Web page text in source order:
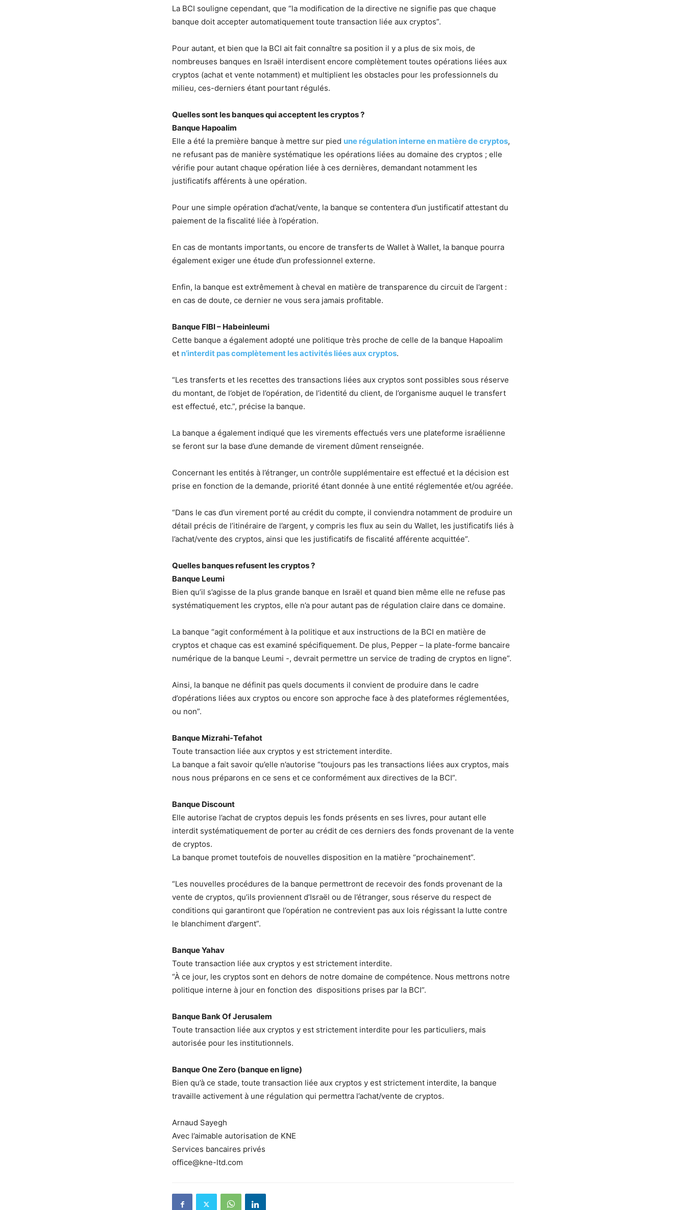
La BCI souligne cependant, que “la modification de la directive ne signifie pas que chaque
banque doit accepter automatiquement toute transaction liée aux cryptos”.
Pour autant, et bien que la BCI ait fait connaître sa position il y a plus de six mois, de
nombreuses banques en Israël interdisent encore complètement toutes opérations liées aux
cryptos (achat et vente notamment) et multiplient les obstacles pour les professionnels du
milieu, ces-derniers étant pourtant régulés.
Quelles sont les banques qui acceptent les cryptos ?
Banque Hapoalim
Elle a été la première banque à mettre sur pied une régulation interne en matière de cryptos,
ne refusant pas de manière systématique les opérations liées au domaine des cryptos ; elle
vérifie pour autant chaque opération liée à ces dernières, demandant notamment les
justificatifs afférents à une opération.
Pour une simple opération d’achat/vente, la banque se contentera d’un justificatif attestant du
paiement de la fiscalité liée à l’opération.
En cas de montants importants, ou encore de transferts de Wallet à Wallet, la banque pourra
également exiger une étude d’un professionnel externe.
Enfin, la banque est extrêmement à cheval en matière de transparence du circuit de l’argent :
en cas de doute, ce dernier ne vous sera jamais profitable.
Banque FIBI – Habeinleumi
Cette banque a également adopté une politique très proche de celle de la banque Hapoalim
et n’interdit pas complètement les activités liées aux cryptos.
“Les transferts et les recettes des transactions liées aux cryptos sont possibles sous réserve
du montant, de l’objet de l’opération, de l’identité du client, de l’organisme auquel le transfert
est effectué, etc.”, précise la banque.
La banque a également indiqué que les virements effectués vers une plateforme israélienne
se feront sur la base d’une demande de virement dûment renseignée.
Concernant les entités à l’étranger, un contrôle supplémentaire est effectué et la décision est
prise en fonction de la demande, priorité étant donnée à une entité réglementée et/ou agréée.
“Dans le cas d’un virement porté au crédit du compte, il conviendra notamment de produire un
détail précis de l’itinéraire de l’argent, y compris les flux au sein du Wallet, les justificatifs liés à
l’achat/vente des cryptos, ainsi que les justificatifs de fiscalité afférente acquittée”.
Quelles banques refusent les cryptos ?
Banque Leumi
Bien qu’il s’agisse de la plus grande banque en Israël et quand bien même elle ne refuse pas
systématiquement les cryptos, elle n’a pour autant pas de régulation claire dans ce domaine.
La banque “agit conformément à la politique et aux instructions de la BCI en matière de
cryptos et chaque cas est examiné spécifiquement. De plus, Pepper – la plate-forme bancaire
numérique de la banque Leumi -, devrait permettre un service de trading de cryptos en ligne”.
Ainsi, la banque ne définit pas quels documents il convient de produire dans le cadre
d’opérations liées aux cryptos ou encore son approche face à des plateformes réglementées,
ou non”.
Banque Mizrahi-Tefahot
Toute transaction liée aux cryptos y est strictement interdite.
La banque a fait savoir qu’elle n’autorise “toujours pas les transactions liées aux cryptos, mais
nous nous préparons en ce sens et ce conformément aux directives de la BCI”.
Banque Discount
Elle autorise l’achat de cryptos depuis les fonds présents en ses livres, pour autant elle
interdit systématiquement de porter au crédit de ces derniers des fonds provenant de la vente
de cryptos.
La banque promet toutefois de nouvelles disposition en la matière “prochainement”.
“Les nouvelles procédures de la banque permettront de recevoir des fonds provenant de la
vente de cryptos, qu’ils proviennent d’Israël ou de l’étranger, sous réserve du respect de
conditions qui garantiront que l’opération ne contrevient pas aux lois régissant la lutte contre
le blanchiment d’argent”.
Banque Yahav
Toute transaction liée aux cryptos y est strictement interdite.
“À ce jour, les cryptos sont en dehors de notre domaine de compétence. Nous mettrons notre
politique interne à jour en fonction des dispositions prises par la BCI”.
Banque Bank Of Jerusalem
Toute transaction liée aux cryptos y est strictement interdite pour les particuliers, mais
autorisée pour les institutionnels.
Banque One Zero (banque en ligne)
Bien qu’à ce stade, toute transaction liée aux cryptos y est strictement interdite, la banque
travaille activement à une régulation qui permettra l’achat/vente de cryptos.
Arnaud Sayegh
Avec l’aimable autorisation de KNE
Services bancaires privés
office@kne-ltd.com